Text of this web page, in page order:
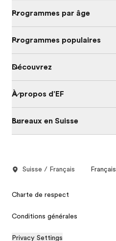
Programmes par âge
Programmes populaires
Découvrez
À propos d'EF
Bureaux en Suisse
Suisse / Français Français
Charte de respect
Conditions générales
Privacy Settings